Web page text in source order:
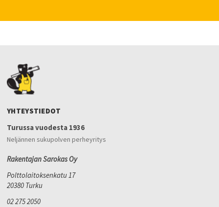
YHTEYSTIEDOT
Turussa vuodesta 1936
Neljännen sukupolven perheyritys
Rakentajan Sarokas Oy
Polttolaitoksenkatu 17
20380 Turku
02 275 2050